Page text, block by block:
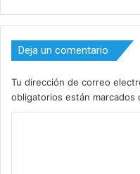
Deja un comentario
Tu dirección de correo
obligatorios están marcados